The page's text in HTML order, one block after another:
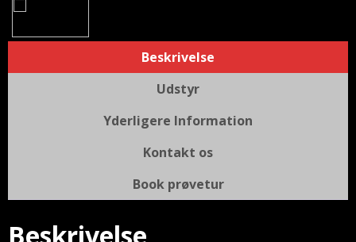
Beskrivelse
Udstyr
Yderligere Information
Kontakt os
Book prøvetur